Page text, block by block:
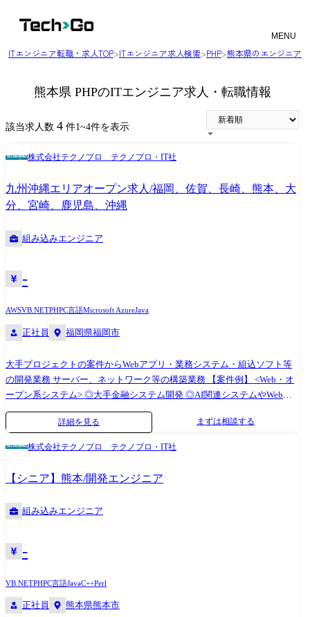
MENU
ITエンジニア転職・求人TOP>ITエンジニア求人検索>PHP>熊本県のエンジニア
熊本県 PHPのITエンジニア求人・転職情報
該当求人数 4 件1~4件を表示
株式会社テクノプロ テクノプロ・IT社
九州沖縄エリアオープン求人/福岡、佐賀、長崎、熊本、大
分、宮崎、鹿児島、沖縄
組み込みエンジニア
-
AWSVB.NETPHPC言語Microsoft AzureJava
正社員 福岡県福岡市
大手プロジェクトの案件からWebアプリ・業務システム・組込ソフト等
の開発業務 サーバー、ネットワーク等の構築業務 【案件例】 <Web・オ
ープン系システム> ◎大手金融システム開発 ◎AI関連システムやWebア
プリの開発 ◎Androidアプリ、スマートフォン分野での各種開発 ◎ECサ
イト、ポータルサイトの開発 <業務系システム> ◎顧客管理システム開発
開発 <インフラ構築> ◎大手Sier社内情報基盤構築PJ(Windows Server) ◎大
手メーカー基幹システムクラウド構築(AWS,Azure,Google) ◎インフラ仮
想基盤構築(Citrix,Vmware) ◎基幹ネットワークの更改(設計、構築、導入
支援) (変更の範囲)会社の定める業務
詳細を見る まずは相談する
株式会社テクノプロ テクノプロ・IT社
【シニア】熊本/開発エンジニア
組み込みエンジニア
-
VB.NETPHPC言語JavaC++Perl
正社員 熊本県熊本市